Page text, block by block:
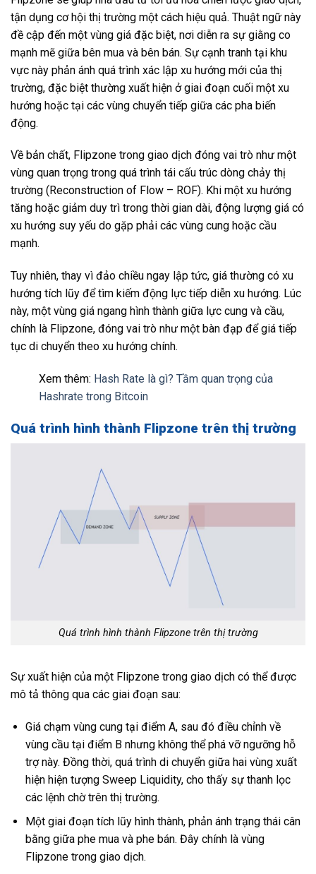
tận dụng cơ hội thị trường một cách hiệu quả. Thuật ngữ này
đề cập đến một vùng giá đặc biệt, nơi diễn ra sự giằng co
mạnh mẽ giữa bên mua và bên bán. Sự cạnh tranh tại khu
vực này phản ánh quá trình xác lập xu hướng mới của thị
trường, đặc biệt thường xuất hiện ở giai đoạn cuối một xu
hướng hoặc tại các vùng chuyển tiếp giữa các pha biến
động.
Về bản chất, Flipzone trong giao dịch đóng vai trò như một
vùng quan trọng trong quá trình tái cấu trúc dòng chảy thị
trường (Reconstruction of Flow – ROF). Khi một xu hướng
tăng hoặc giảm duy trì trong thời gian dài, động lượng giá có
xu hướng suy yếu do gặp phải các vùng cung hoặc cầu
mạnh.
Tuy nhiên, thay vì đảo chiều ngay lập tức, giá thường có xu
hướng tích lũy để tìm kiếm động lực tiếp diễn xu hướng. Lúc
này, một vùng giá ngang hình thành giữa lực cung và cầu,
chính là Flipzone, đóng vai trò như một bàn đạp để giá tiếp
tục di chuyển theo xu hướng chính.
Xem thêm: Hash Rate là gì? Tầm quan trọng của
Hashrate trong Bitcoin
Quá trình hình thành Flipzone trên thị trường
Quá trình hình thành Flipzone trên thị trường
Sự xuất hiện của một Flipzone trong giao dịch có thể được
mô tả thông qua các giai đoạn sau:
Giá chạm vùng cung tại điểm A, sau đó điều chỉnh về
vùng cầu tại điểm B nhưng không thể phá vỡ ngưỡng hỗ
trợ này. Đồng thời, quá trình di chuyển giữa hai vùng xuất
hiện hiện tượng Sweep Liquidity, cho thấy sự thanh lọc
các lệnh chờ trên thị trường.
Một giai đoạn tích lũy hình thành, phản ánh trạng thái cân
bằng giữa phe mua và phe bán. Đây chính là vùng
Flipzone trong giao dịch.